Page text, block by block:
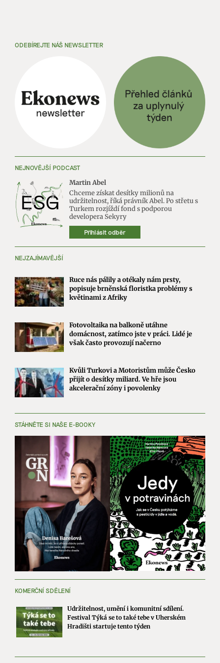
ODEBÍREJTE NÁŠ NEWSLETTER
NEJNOVĚJŠÍ PODCAST
Martin Abel
Chceme získat desítky milionů na
udržitelnost, říká právník Abel. Po střetu s
Turkem rozjíždí fond s podporou
developera Sekyry
Přihlásit odběr
NEJZAJÍMAVĚJŠÍ
Ruce nás pálily a otékaly nám prsty,
popisuje brněnská floristka problémy s
květinami z Afriky
Fotovoltaika na balkoně utáhne
domácnost, zatímco jste v práci. Lidé je
však často provozují načerno
Kvůli Turkovi a Motoristům může Česko
přijít o desítky miliard. Ve hře jsou
akcelerační zóny i povolenky
STÁHNĚTE SI NAŠE E-BOOKY
KOMERČNÍ SDĚLENÍ
Udržitelnost, umění i komunitní sdílení.
Festival Týká se to také tebe v Uherském
Hradišti startuje tento týden